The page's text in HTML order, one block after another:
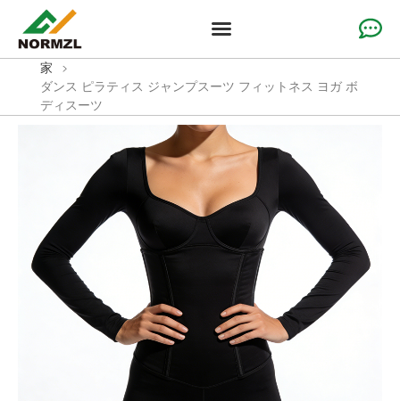
家
>
ダンス ピラティス ジャンプスーツ フィットネス ヨガ ボ
ディスーツ